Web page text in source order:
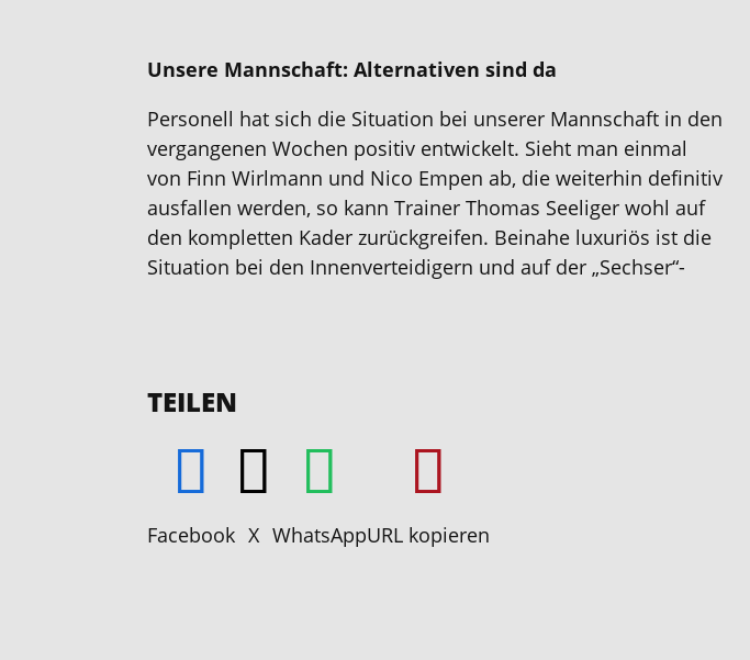
Unsere Mannschaft: Alternativen sind da
Personell hat sich die Situation bei unserer Mannschaft in den
vergangenen Wochen positiv entwickelt. Sieht man einmal
von Finn Wirlmann und Nico Empen ab, die weiterhin definitiv
ausfallen werden, so kann Trainer Thomas Seeliger wohl auf
den kompletten Kader zurückgreifen. Beinahe luxuriös ist die
Situation bei den Innenverteidigern und auf der „Sechser“-
TEILEN
Facebook X WhatsAppURL kopieren